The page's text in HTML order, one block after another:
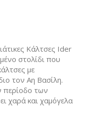
Κάλτσες Ider
στολίδι που
με
τον Αη Βασίλη.
περίοδο των
χαρά και χαμόγελα